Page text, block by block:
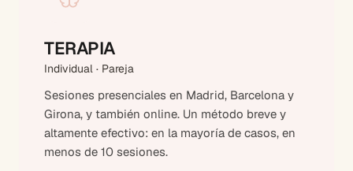
TERAPIA
Individual · Pareja
Sesiones presenciales en Madrid, Barcelona y
Girona, y también online. Un método breve y
altamente efectivo: en la mayoría de casos, en
menos de 10 sesiones.